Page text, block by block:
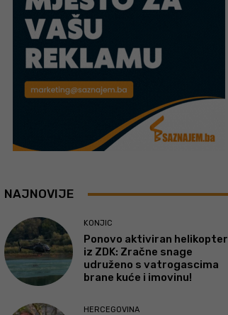
NAJNOVIJE
KONJIC
Ponovo aktiviran helikopter
iz ZDK: Zračne snage
udruženo s vatrogascima
brane kuće i imovinu!
HERCEGOVINA